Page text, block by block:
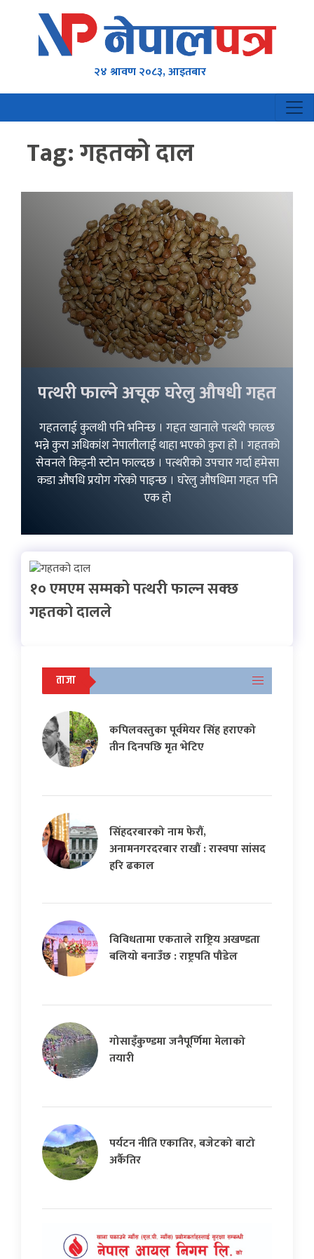
२४ श्रावण २०८३, आइतबार
Tag:गहतको दाल
पत्थरी फाल्ने अचूक घरेलु औषधी गहत
गहतलाई कुलथी पनि भनिन्छ । गहत खानाले पत्थरी फाल्छ
भन्ने कुरा अधिकांश नेपालीलाई थाहा भएको कुरा हो । गहतको
सेवनले किड्नी स्टोन फाल्दछ । पत्थरीको उपचार गर्दा हमेसा
कडा औषधि प्रयोग गरेको पाइन्छ । घरेलु औषधिमा गहत पनि
एक हो
१० एमएम सम्मको पत्थरी फाल्न सक्छ
गहतको दालले
ताजा
कपिलवस्तुका पूर्वमेयर सिंह हराएको
तीन दिनपछि मृत भेटिए
सिंहदरबारको नाम फेरौं,
अनामनगरदरबार राखौं : रास्वपा सांसद
हरि ढकाल
विविधतामा एकताले राष्ट्रिय अखण्डता
बलियो बनाउँछ : राष्ट्रपति पौडेल
गोसाइँकुण्डमा जनैपूर्णिमा मेलाको
तयारी
पर्यटन नीति एकातिर, बजेटको बाटो
अर्कैतिर